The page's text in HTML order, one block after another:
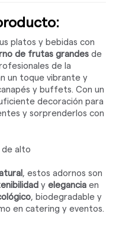
platos y bebidas con
de frutas grandes de
de la
un toque vibrante y
y buffets. Con un
decoración para
y sorprenderlos con
de alto
, estos adornos son
yelegancia en
, biodegradable y
en catering y eventos.